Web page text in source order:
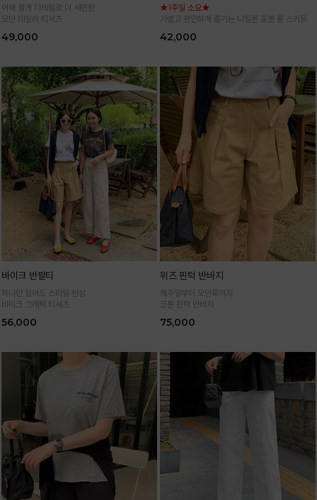
어깨 절개 디테일로 더 세련된
모던 데일리 티셔츠
49,000
★1주일 소요★
가볍고 편안하게 즐기는 나일론 포켓 롱 스커트
42,000
바이크 반팔티
하나만 입어도 스타일 완성
바이크 그래픽 티셔츠
56,000
위즈 핀턱 반바지
캐주얼부터 모던룩까지
코튼 핀턱 반바지
75,000